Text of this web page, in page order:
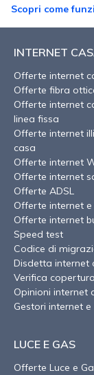
Scopri come
INTERNET
Offerte internet
Offerte fibra
Offerte internet
linea fissa
Offerte internet
casa
Offerte internet
Offerte internet
Offerte ADSL
Offerte internet e
Offerte internet
Speed test
Codice di
Disdetta internet
Verifica
Opinioni internet
Gestori internet
LUCE E GAS
Offerte Luce e